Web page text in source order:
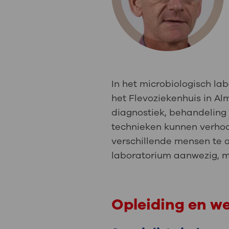
Uw
Uw
Werken
steeds verder uit, zodat u zelf
we u sneller helpen.
Direct naar MijnOLVG
In het microbiologisch
het Flevoziekenhuis in
diagnostiek,
technieken kunnen
verschillende mensen te
laboratorium aanwezig,
Opleiding en